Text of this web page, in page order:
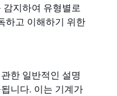
지하여 유형별로
하고 이해하기 위한
한 일반적인 설명
니다. 이는 기계가